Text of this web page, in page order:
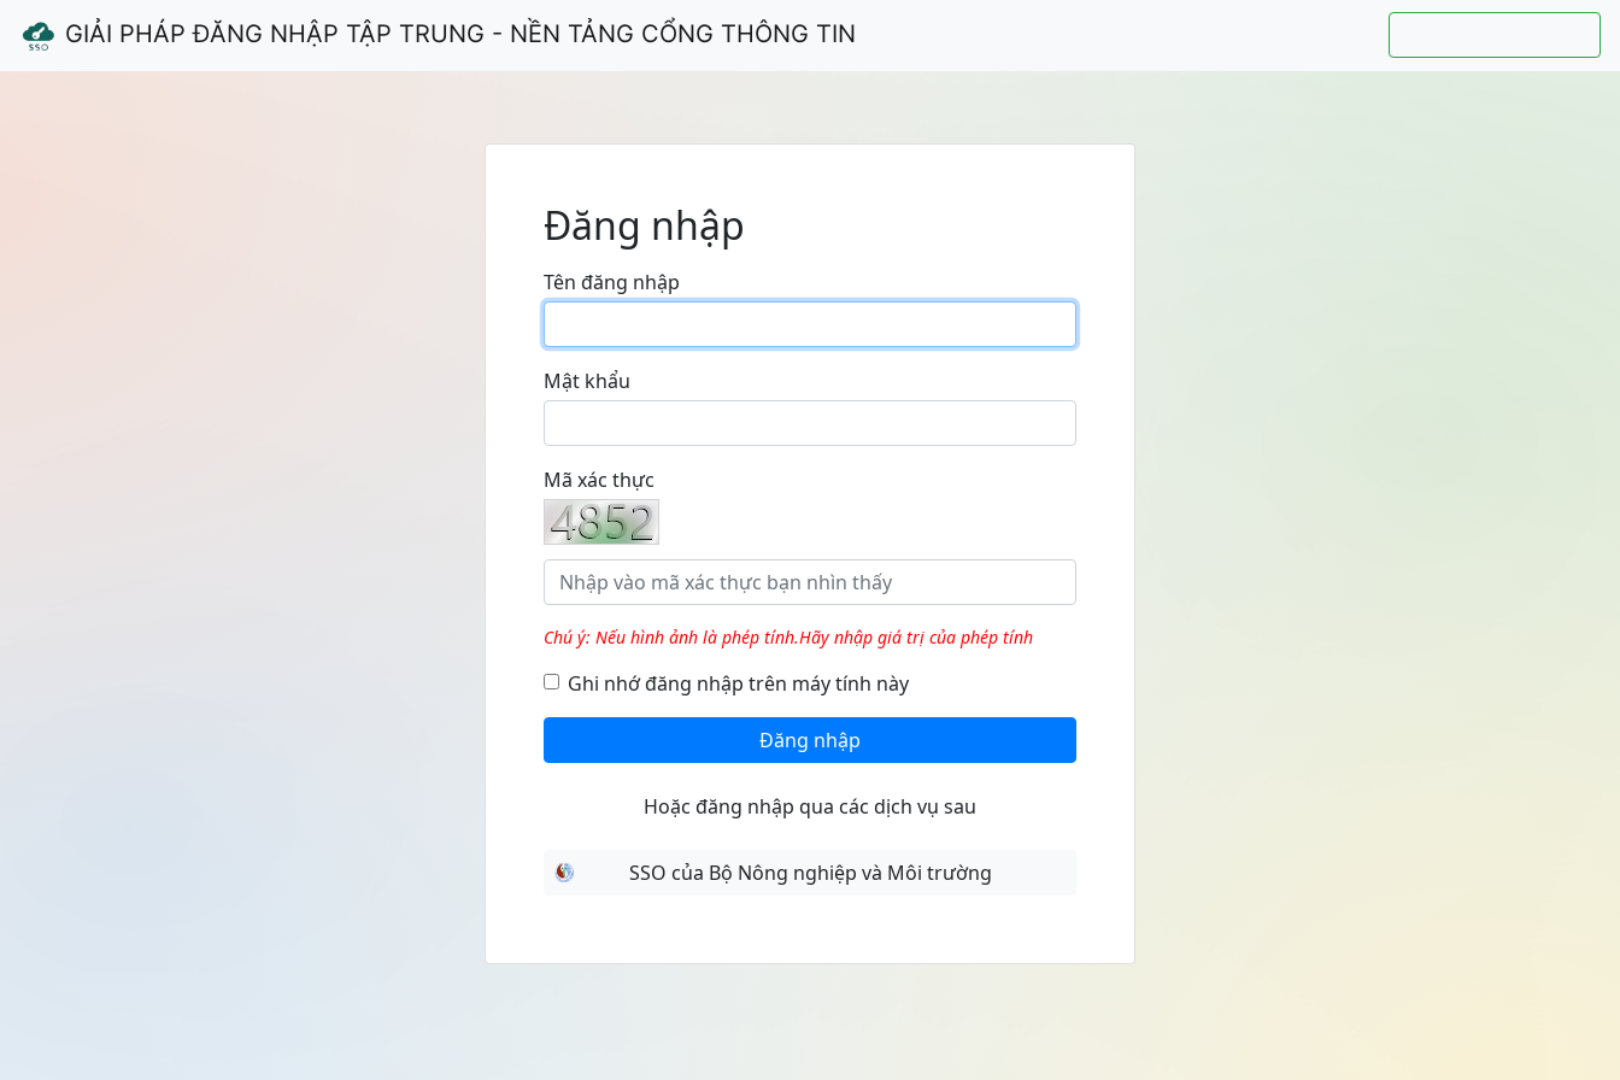
GIẢI PHÁP ĐĂNG NHẬP TẬP TRUNG - NỀN TẢNG CỔNG THÔNG TIN
Đăng nhập
Tên đăng nhập
Mật khẩu
Mã xác thực
Chú ý: Nếu hình ảnh là phép tính.Hãy nhập giá trị của phép tính
Ghi nhớ đăng nhập trên máy tính này
Đăng nhập
Hoặc đăng nhập qua các dịch vụ sau
SSO của Bộ Nông nghiệp và Môi trường